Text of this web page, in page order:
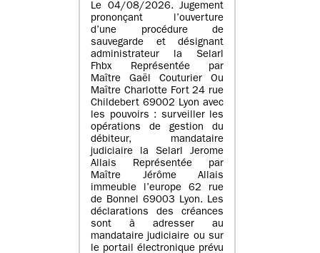
Le 04/08/2026. Jugement
prononçant l’ouverture
d’une procédure de
sauvegarde et désignant
administrateur la Selarl
Fhbx Représentée par
Maître Gaël Couturier Ou
Maître Charlotte Fort 24 rue
Childebert 69002 Lyon avec
les pouvoirs : surveiller les
opérations de gestion du
débiteur, mandataire
judiciaire la Selarl Jerome
Allais Représentée par
Maître Jérôme Allais
immeuble l’europe 62 rue
de Bonnel 69003 Lyon. Les
déclarations des créances
sont à adresser au
mandataire judiciaire ou sur
le portail électronique prévu